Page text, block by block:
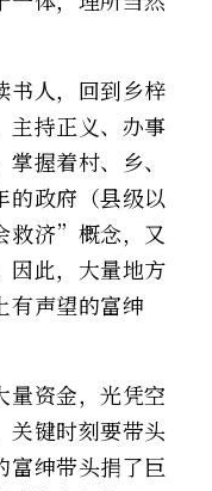
书人，回到乡梓
主持正义、办事
握着村、乡、
的政府（县级以
救济”概念，又
因此，大量地方
有声望的富绅
量资金，光凭空
关键时刻要带头
富绅带头捐了巨